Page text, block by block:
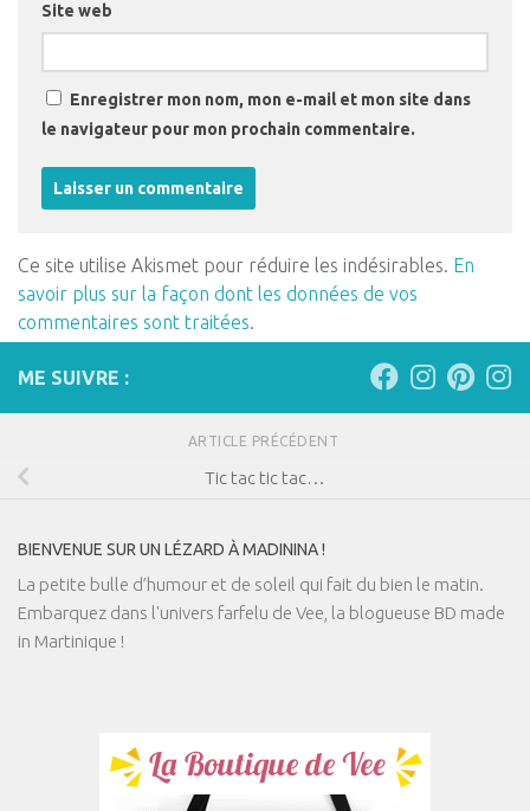
Site web
Enregistrer mon nom, mon e-mail et mon site dans
le navigateur pour mon prochain commentaire.
Ce site utilise Akismet pour réduire les indésirables. En
savoir plus sur la façon dont les données de vos
commentaires sont traitées.
ME SUIVRE :
ARTICLE PRÉCÉDENT
Tic tac tic tac…
BIENVENUE SUR UN LÉZARD À MADININA !
La petite bulle d’humour et de soleil qui fait du bien le matin.
Embarquez dans l'univers farfelu de Vee, la blogueuse BD made
in Martinique !